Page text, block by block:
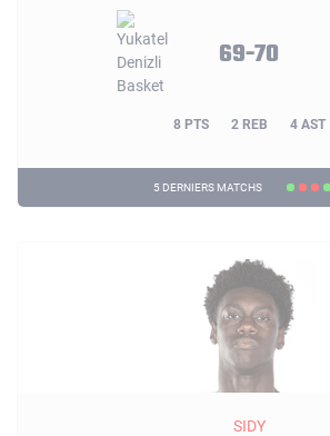
69-70
8 PTS 2 REB 4 AST
5 DERNIERS MATCHS
SIDY